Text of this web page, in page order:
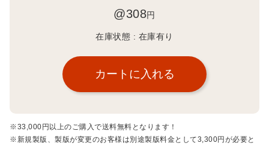
@308円
在庫状態 : 在庫有り
※33,000円以上のご購入で送料無料となります！
※新規製版、製版が変更のお客様は別途製版料金として3,300円が必要と